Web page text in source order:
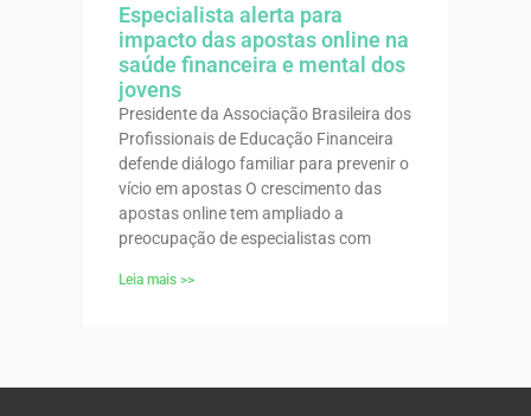
Especialista alerta para
impacto das apostas online na
saúde financeira e mental dos
jovens
Presidente da Associação Brasileira dos
Profissionais de Educação Financeira
defende diálogo familiar para prevenir o
vício em apostas O crescimento das
apostas online tem ampliado a
preocupação de especialistas com
Leia mais >>